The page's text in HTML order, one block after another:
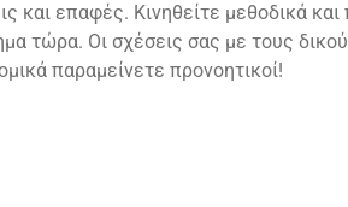
και επαφές. Κινηθείτε μεθοδικά
τώρα. Οι σχέσεις σας με τους
παραμείνετε προνοητικοί!